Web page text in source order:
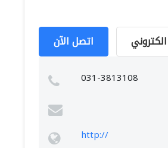
اتصل الآن
031-3813108
http://